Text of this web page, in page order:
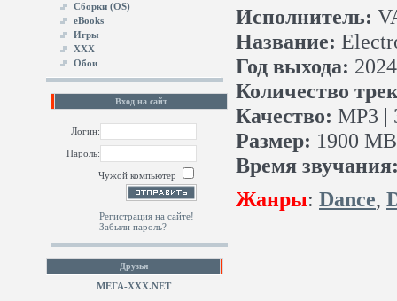
Сборки (OS)
eBooks
Игры
XXX
Обои
Вход на сайт
Логин:
Пароль:
Чужой компьютер
Регистрация на сайте!
Забыли пароль?
Друзья
МЕГА-ХХХ.NET
Исполнитель:
Название:
Год выхода: 2024
Количество
Качество: MP3 |
Размер: 1900
Время
Жанры: Dance,